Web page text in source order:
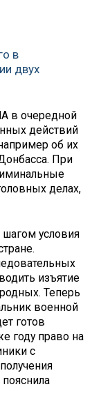
в
двух
в очередной
действий
об их
При
делах,
шагом условия
изъятие
Теперь
военной
готов
году право на
с